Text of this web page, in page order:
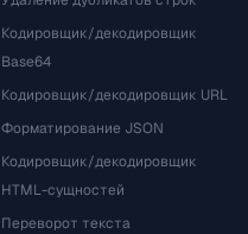
Кодировщик/декодировщик
Base64
Кодировщик/декодировщик URL
Форматирование JSON
Кодировщик/декодировщик
HTML-сущностей
Переворот текста